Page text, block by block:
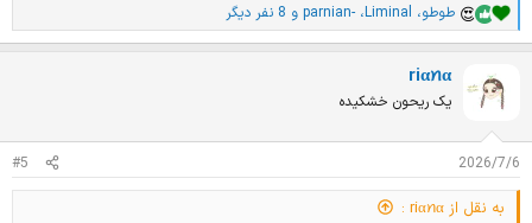
ا
م
ت
:
طوطو، Liminal، parnian- و 8 نفر دیگر
riαꪀα
یک ریحون خشکیده
2026/7/6
#5
به نقل از riαꪀα :